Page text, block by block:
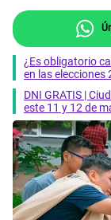
¿Es obligatorio
en las elecciones
DNI GRATIS |
este 11 y 12 de